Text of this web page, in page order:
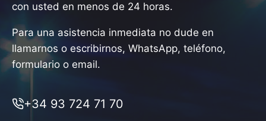
con usted en menos de 24 horas.
Para una asistencia inmediata no dude en
llamarnos o escribirnos, WhatsApp, teléfono,
formulario o email.
+34 93 724 71 70